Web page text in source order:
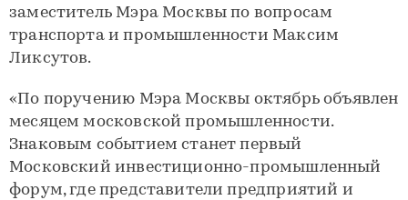
заместитель Мэра Москвы по вопросам
транспорта и промышленности Максим
Ликсутов.
«По поручению Мэра Москвы октябрь объявлен
месяцем московской промышленности.
Знаковым событием станет первый
Московский инвестиционно-промышленный
форум, где представители предприятий и